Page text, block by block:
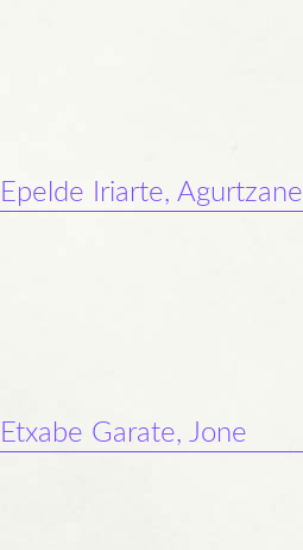
Epelde Iriarte, Agurtzane
Etxabe Garate, Jone